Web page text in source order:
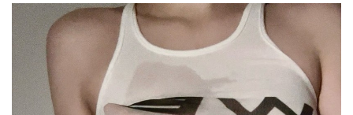
본문